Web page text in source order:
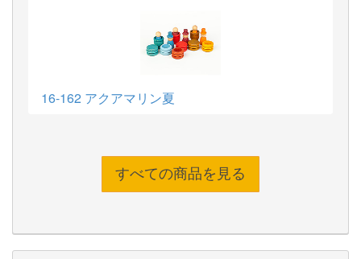
16-162 アクアマリン夏
すべての商品を見る